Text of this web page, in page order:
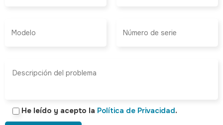
He leído y acepto la Política de Privacidad.